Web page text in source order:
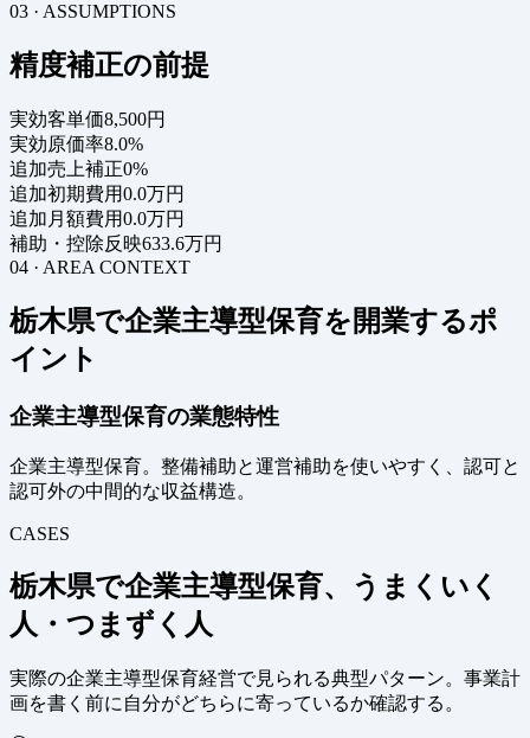
03 · ASSUMPTIONS
精度補正の前提
実効客単価8,500円
実効原価率8.0%
追加売上補正0%
追加初期費用0.0万円
追加月額費用0.0万円
補助・控除反映633.6万円
04 · AREA CONTEXT
栃木県で企業主導型保育を開業するポ
イント
企業主導型保育の業態特性
企業主導型保育。整備補助と運営補助を使いやすく、認可と
認可外の中間的な収益構造。
CASES
栃木県で企業主導型保育、うまくいく
人・つまずく人
実際の企業主導型保育経営で見られる典型パターン。事業計
画を書く前に自分がどちらに寄っているか確認する。